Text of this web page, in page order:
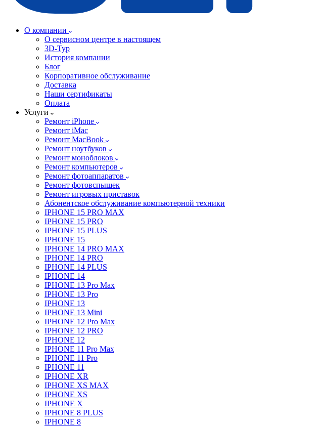
О компании
О сервисном центре в настоящем
3D-Тур
История компании
Блог
Корпоративное обслуживание
Доставка
Наши сертификаты
Оплата
Услуги
Ремонт iPhone
Ремонт iMac
Ремонт MacBook
Ремонт ноутбуков
Ремонт моноблоков
Ремонт компьютеров
Ремонт фотоаппаратов
Ремонт фотовспышек
Ремонт игровых приставок
Абонентское обслуживание компьютерной техники
IPHONE 15 PRO MAX
IPHONE 15 PRO
IPHONE 15 PLUS
IPHONE 15
IPHONE 14 PRO MAX
IPHONE 14 PRO
IPHONE 14 PLUS
IPHONE 14
IPHONE 13 Pro Max
IPHONE 13 Pro
IPHONE 13
IPHONE 13 Mini
IPHONE 12 Pro Max
IPHONE 12 PRO
IPHONE 12
IPHONE 11 Pro Max
IPHONE 11 Pro
IPHONE 11
IPHONE XR
IPHONE XS MAX
IPHONE XS
IPHONE X
IPHONE 8 PLUS
IPHONE 8